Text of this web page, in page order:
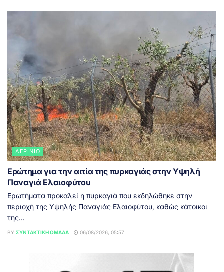
ΑΓΡΊΝΙΟ
Ερώτημα για την αιτία της πυρκαγιάς στην Υψηλή
Παναγιά Ελαιοφύτου
Ερωτήματα προκαλεί η πυρκαγιά που εκδηλώθηκε στην
περιοχή της Υψηλής Παναγιάς Ελαιοφύτου, καθώς κάτοικοι
της...
BY ΣΥΝΤΑΚΤΙΚΉ ΟΜΆΔΑ 06/08/2026, 05:57